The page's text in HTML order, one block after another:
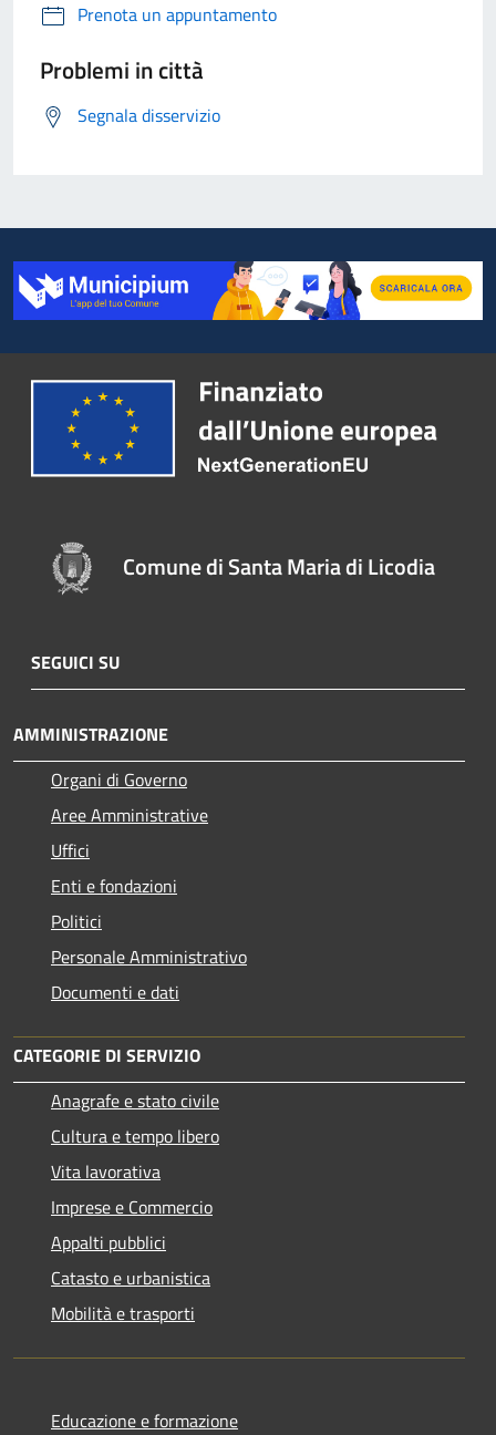
Prenota un appuntamento
Problemi in città
Segnala disservizio
Comune di Santa Maria di Licodia
SEGUICI SU
AMMINISTRAZIONE
Organi di Governo
Aree Amministrative
Uffici
Enti e fondazioni
Politici
Personale Amministrativo
Documenti e dati
CATEGORIE DI SERVIZIO
Anagrafe e stato civile
Cultura e tempo libero
Vita lavorativa
Imprese e Commercio
Appalti pubblici
Catasto e urbanistica
Mobilità e trasporti
Educazione e formazione